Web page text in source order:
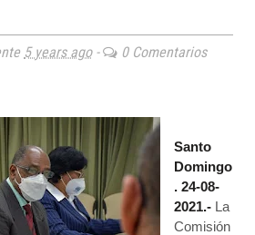
5 years ago- 0 Comentarios
Santo
Domingo
. 24-08-
2021.- La
Comisión